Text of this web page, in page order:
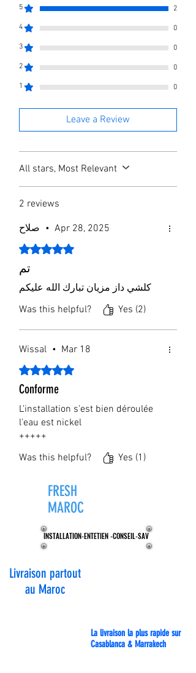
420W
• Température eau froide 8°
Température eau chaude 89°
• lampe UV
5 2
4 0
3 0
2 0
1 0
Leave a Review
All stars, Most Relevant
2 reviews
صلاح • Apr 28, 2025
Rated 5 out of 5 stars.
تم
كلشي داز مزيان تبارك الله عليكم
Was this helpful?
Yes (2)
Wissal • Mar 18
Rated 5 out of 5 stars.
Conforme
L'installation s'est bien déroulée
l'eau est nickel
+++++
Was this helpful?
Yes (1)
FRESH
MAROC
INSTALLATION-ENTETIEN -CONSEIL-SAV
INSTALLATION-ENTETIEN -CONSEIL-SAV
Livraison partout
au Maroc
La livraison la plus rapide sur
Casablanca & Marrakech